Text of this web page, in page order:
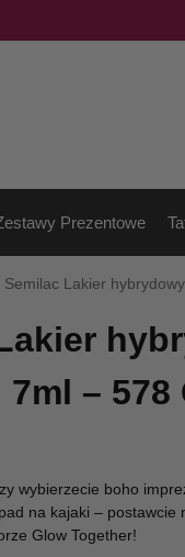
Prezentowe
Semilac Lakier
– 578
wybierzecie boho
na kajaki – postawcie
Glow Together!